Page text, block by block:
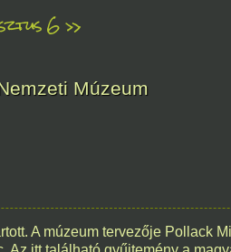
6»
81
48éve
Múzeum
A múzeum tervezője Pollack